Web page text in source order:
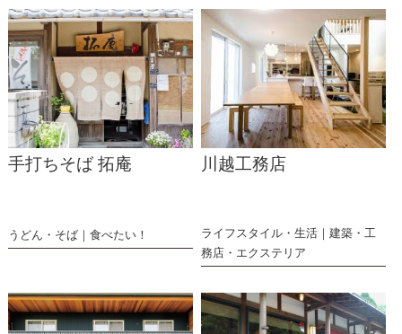
手打ちそば 拓庵
うどん・そば 食べたい！
川越工務店
ライフスタイル・生活
建築・工
務店・エクステリア